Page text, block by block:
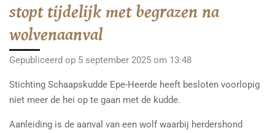
stopt tijdelijk met begrazen na
wolvenaanval
Gepubliceerd op 5 september 2025 om 13:48
Stichting Schaapskudde Epe-Heerde heeft besloten voorlopig
niet meer de hei op te gaan met de kudde.
Aanleiding is de aanval van een wolf waarbij herdershond